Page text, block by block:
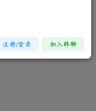
注册/登录 加入群聊